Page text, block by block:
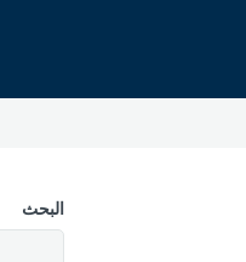
البحث